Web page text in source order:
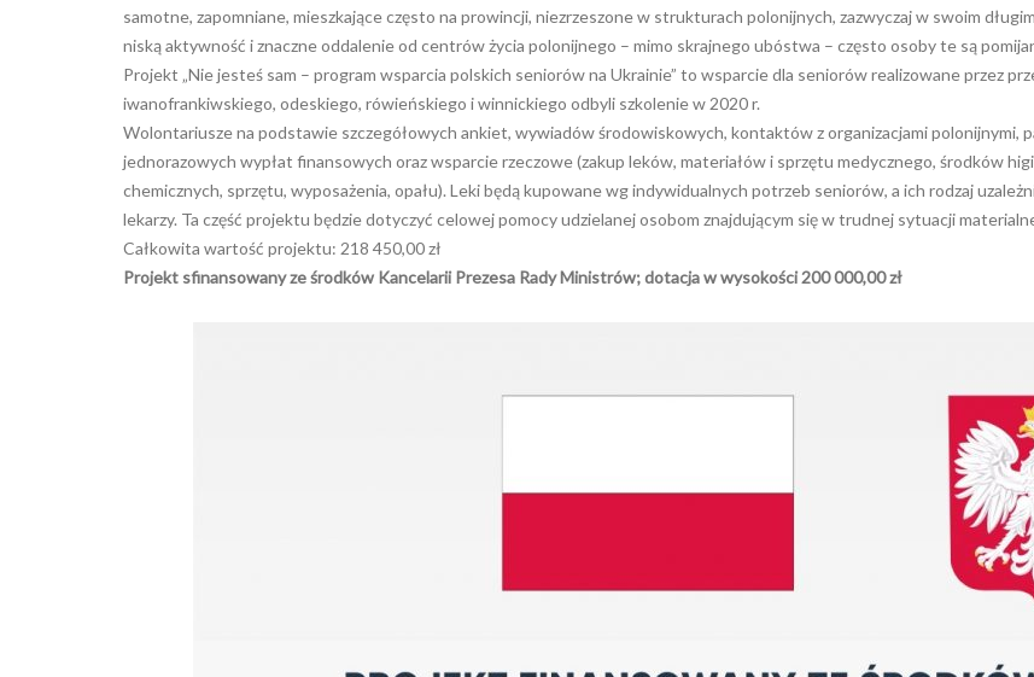
samotne, zapomniane, mieszkające często na prowincji, niezrzeszone w strukturach polonijnych, zazwyczaj w swoim
niską aktywność i znaczne oddalenie od centrów życia polonijnego – mimo skrajnego ubóstwa – często osoby te są
Projekt „Nie jesteś sam – program wsparcia polskich seniorów na Ukrainie” to wsparcie dla seniorów realizowane przez
iwanofrankiwskiego, odeskiego, rówieńskiego i winnickiego odbyli szkolenie w 2020 r.
Wolontariusze na podstawie szczegółowych ankiet, wywiadów środowiskowych, kontaktów z organizacjami polonijnymi,
jednorazowych wypłat finansowych oraz wsparcie rzeczowe (zakup leków, materiałów i sprzętu medycznego, środków
chemicznych, sprzętu, wyposażenia, opału). Leki będą kupowane wg indywidualnych potrzeb seniorów, a ich rodzaj
lekarzy. Ta część projektu będzie dotyczyć celowej pomocy udzielanej osobom znajdującym się w trudnej sytuacji
Całkowita wartość projektu: 218 450,00 zł
Projekt sfinansowany ze środków Kancelarii Prezesa Rady Ministrów; dotacja w wysokości 200 000,00 zł